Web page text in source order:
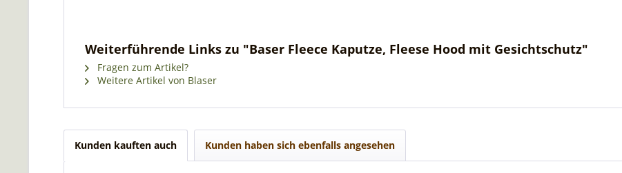
Weiterführende Links zu "Baser Fleece Kaputze, Fleese Hood mit Gesichtschutz"
Fragen zum Artikel?
Weitere Artikel von Blaser
Kunden kauften auch Kunden haben sich ebenfalls angesehen